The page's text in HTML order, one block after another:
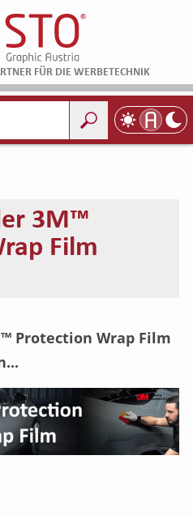
FÜR DIE WERBETECHNIK
3M™
Film
Protection Wrap Film